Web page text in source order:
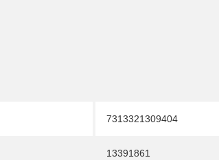
7313321309404
13391861